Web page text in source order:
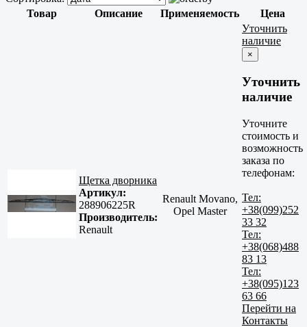
Товар
Описание Применяемость Цена
Щетка дворника
Артикул:
288906225R
Производитель:
Renault
Renault Movano,
Opel Master
Уточнить
наличие
×
Уточнить
наличие
Уточните
стоимость и
возможность
заказа по
телефонам:
Тел:
+38(099)252
33 32
Тел:
+38(068)488
83 13
Тел:
+38(095)123
63 66
Перейти на
Контакты